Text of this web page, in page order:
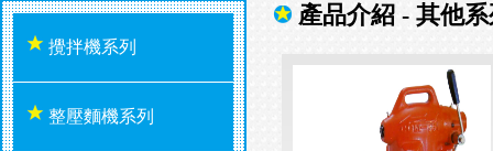
攪拌機系列
整壓麵機系列
產品介紹 - 其他